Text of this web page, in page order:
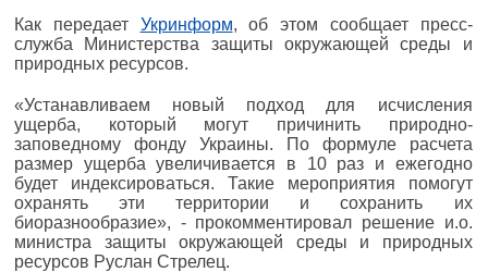
Как передает Укринформ, об этом сообщает пресс-
служба Министерства защиты окружающей среды и
природных ресурсов.
«Устанавливаем новый подход для исчисления
ущерба, который могут причинить природно-
заповедному фонду Украины. По формуле расчета
размер ущерба увеличивается в 10 раз и ежегодно
будет индексироваться. Такие мероприятия помогут
охранять эти территории и сохранить их
биоразнообразие», - прокомментировал решение и.о.
министра защиты окружающей среды и природных
ресурсов Руслан Стрелец.